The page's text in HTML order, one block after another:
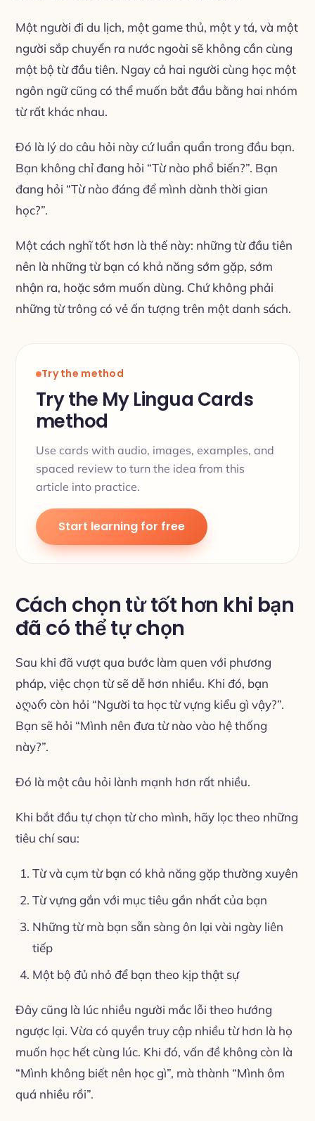
Một người đi du lịch, một game thủ, một y tá, và một
người sắp chuyển ra nước ngoài sẽ không cần cùng
một bộ từ đầu tiên. Ngay cả hai người cùng học một
ngôn ngữ cũng có thể muốn bắt đầu bằng hai nhóm
từ rất khác nhau.
Đó là lý do câu hỏi này cứ luẩn quẩn trong đầu bạn.
Bạn không chỉ đang hỏi “Từ nào phổ biến?”. Bạn
đang hỏi “Từ nào đáng để mình dành thời gian
học?”.
Một cách nghĩ tốt hơn là thế này: những từ đầu tiên
nên là những từ bạn có khả năng sớm gặp, sớm
nhận ra, hoặc sớm muốn dùng. Chứ không phải
những từ trông có vẻ ấn tượng trên một danh sách.
Try the method
Try the My Lingua Cards
method
Use cards with audio, images, examples, and
spaced review to turn the idea from this
article into practice.
Start learning for free
Cách chọn từ tốt hơn khi bạn
đã có thể tự chọn
Sau khi đã vượt qua bước làm quen với phương
pháp, việc chọn từ sẽ dễ hơn nhiều. Khi đó, bạn
აღარ còn hỏi “Người ta học từ vựng kiểu gì vậy?”.
Bạn sẽ hỏi “Mình nên đưa từ nào vào hệ thống
này?”.
Đó là một câu hỏi lành mạnh hơn rất nhiều.
Khi bắt đầu tự chọn từ cho mình, hãy lọc theo những
tiêu chí sau:
Từ và cụm từ bạn có khả năng gặp thường xuyên
Từ vựng gắn với mục tiêu gần nhất của bạn
Những từ mà bạn sẵn sàng ôn lại vài ngày liên
tiếp
Một bộ đủ nhỏ để bạn theo kịp thật sự
Đây cũng là lúc nhiều người mắc lỗi theo hướng
ngược lại. Vừa có quyền truy cập nhiều từ hơn là họ
muốn học hết cùng lúc. Khi đó, vấn đề không còn là
“Mình không biết nên học gì”, mà thành “Mình ôm
quá nhiều rồi”.